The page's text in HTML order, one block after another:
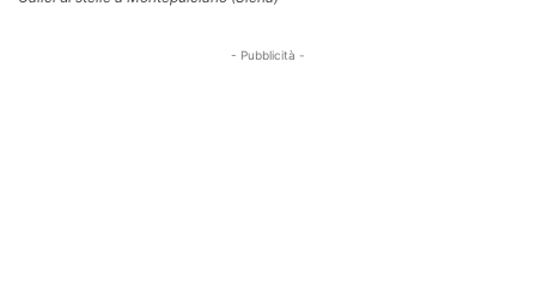
- Pubblicità -